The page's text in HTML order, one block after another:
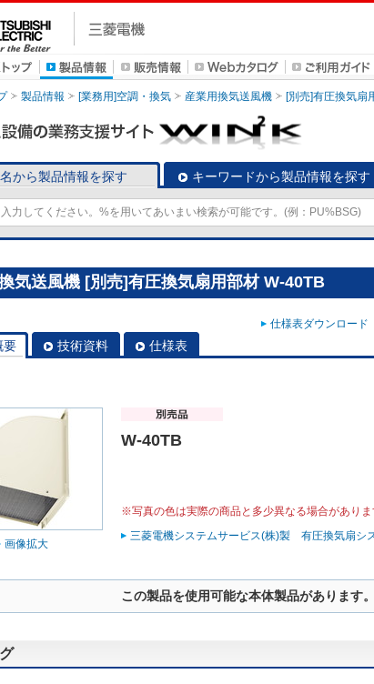
製品情報 [業務用]空調・換気 産業用換気送風機 [別売]有圧換気扇
から製品情報を探す キーワードから製品情報を探す
気送風機 [別売]有圧換気扇用部材 W-40TB
仕様表ダウンロード
要 技術資料 仕様表
画像拡大
W-40TB
※写真の色は実際の商品と多少異なる場合があり
三菱電機システムサービス(株)製 有圧換気扇シ
この製品を使用可能な本体製品があります。